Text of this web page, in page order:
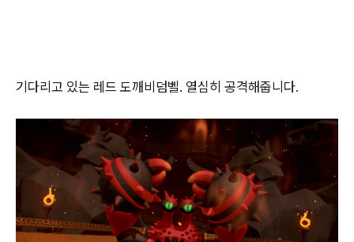
기다리고 있는 레드 도깨비덤벨. 열심히 공격해줍니다.